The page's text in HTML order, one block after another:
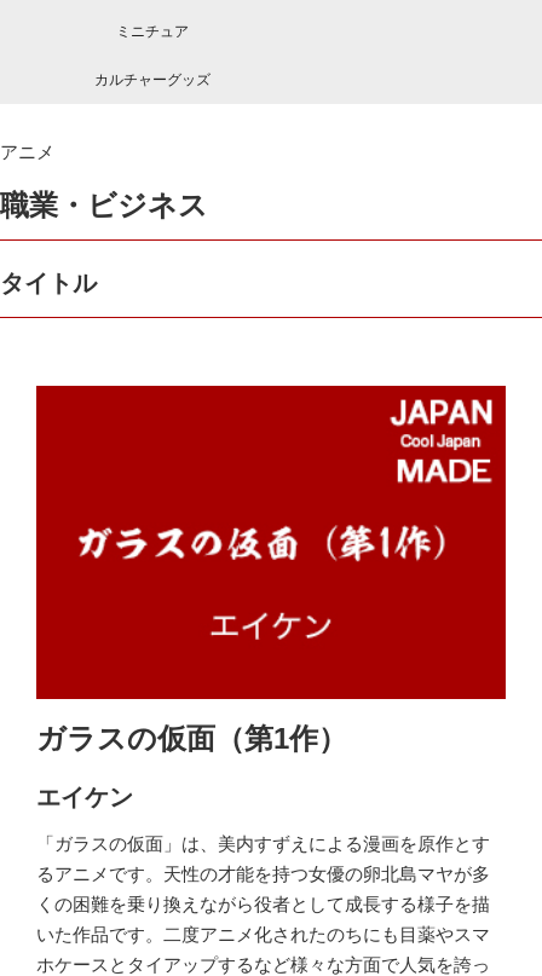
ミニチュア
カルチャーグッズ
アニメ
職業・ビジネス
タイトル
ガラスの仮面（第1作）
エイケン
「ガラスの仮面」は、美内すずえによる漫画を原作とす
るアニメです。天性の才能を持つ女優の卵北島マヤが多
くの困難を乗り換えながら役者として成長する様子を描
いた作品です。二度アニメ化されたのちにも目薬やスマ
ホケースとタイアップするなど様々な方面で人気を誇っ